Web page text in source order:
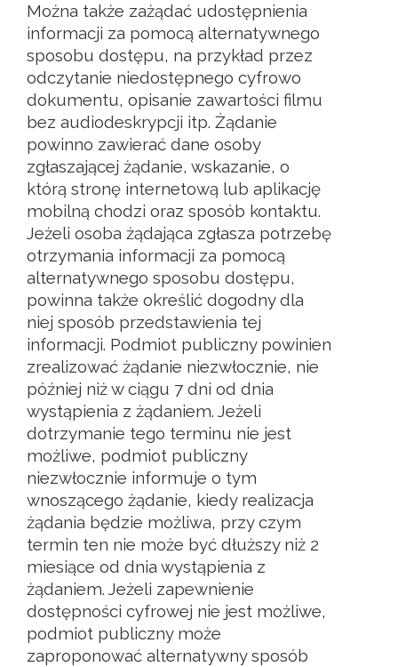
Można także zażądać udostępnienia
informacji za pomocą alternatywnego
sposobu dostępu, na przykład przez
odczytanie niedostępnego cyfrowo
dokumentu, opisanie zawartości filmu
bez audiodeskrypcji itp. Żądanie
powinno zawierać dane osoby
zgłaszającej żądanie, wskazanie, o
którą stronę internetową lub aplikację
mobilną chodzi oraz sposób kontaktu.
Jeżeli osoba żądająca zgłasza potrzebę
otrzymania informacji za pomocą
alternatywnego sposobu dostępu,
powinna także określić dogodny dla
niej sposób przedstawienia tej
informacji. Podmiot publiczny powinien
zrealizować żądanie niezwłocznie, nie
później niż w ciągu 7 dni od dnia
wystąpienia z żądaniem. Jeżeli
dotrzymanie tego terminu nie jest
możliwe, podmiot publiczny
niezwłocznie informuje o tym
wnoszącego żądanie, kiedy realizacja
żądania będzie możliwa, przy czym
termin ten nie może być dłuższy niż 2
miesiące od dnia wystąpienia z
żądaniem. Jeżeli zapewnienie
dostępności cyfrowej nie jest możliwe,
podmiot publiczny może
zaproponować alternatywny sposób